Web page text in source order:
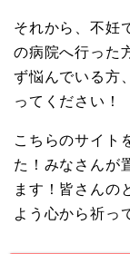
それから、不妊
の病院へ行った
ず悩んでいる方
ってください！
こちらのサイト
た！みなさんが
ます！皆さんの
よう心から祈っ